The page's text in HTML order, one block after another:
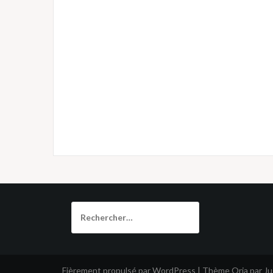
Fièrement propulsé par WordPress | Thème Oria par